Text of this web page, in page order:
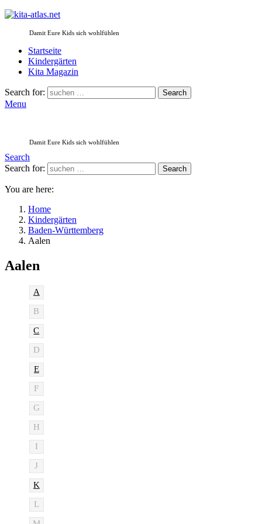
Damit Eure Kids sich wohlfühlen
Startseite
Kindergärten
Kita Magazin
Search for: Search
Menu
Damit Eure Kids sich wohlfühlen
Search
Search for:
Search
You are here:
Home
Kindergärten
Baden-Württemberg
Aalen
Aalen
A
B
C
D
E
F
G
H
I
J
K
L